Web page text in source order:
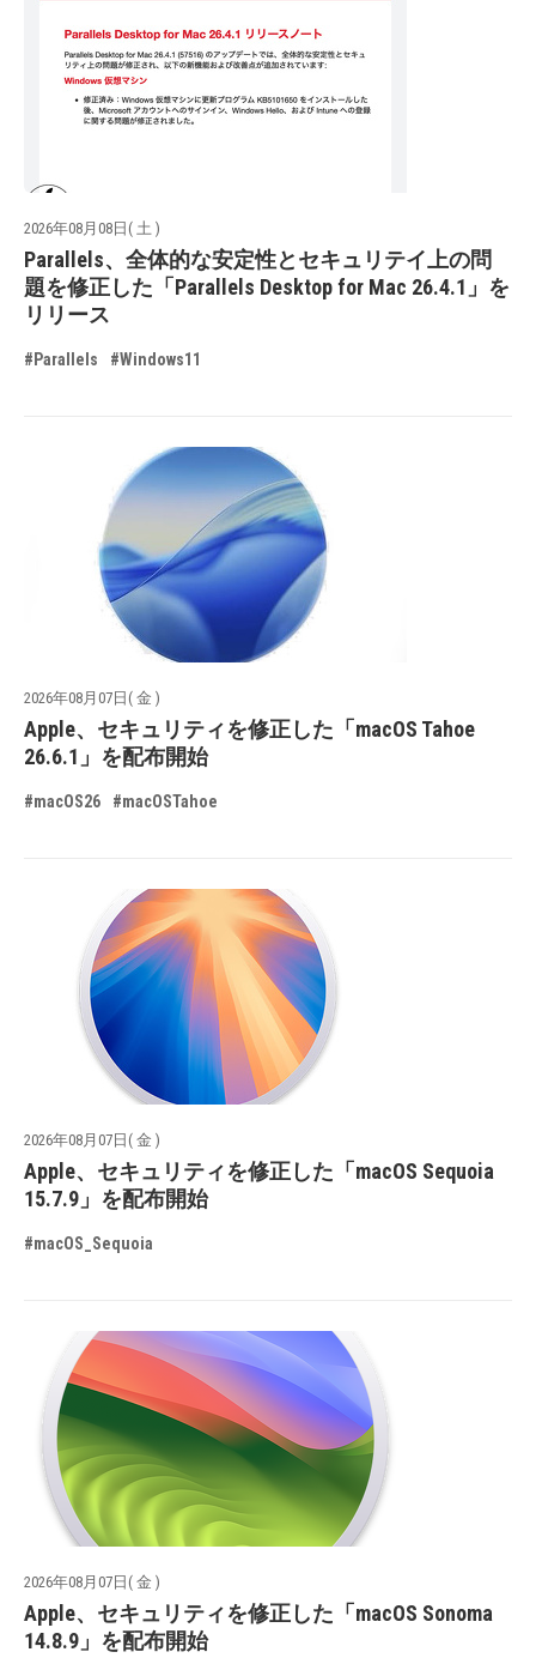
2026年08月08日( 土 )
Parallels、全体的な安定性とセキュリテイ上の問
題を修正した「Parallels Desktop for Mac 26.4.1」を
リリース
#Parallels #Windows11
2026年08月07日( 金 )
Apple、セキュリティを修正した「macOS Tahoe
26.6.1」を配布開始
#macOS26 #macOSTahoe
2026年08月07日( 金 )
Apple、セキュリティを修正した「macOS Sequoia
15.7.9」を配布開始
#macOS_Sequoia
2026年08月07日( 金 )
Apple、セキュリティを修正した「macOS Sonoma
14.8.9」を配布開始